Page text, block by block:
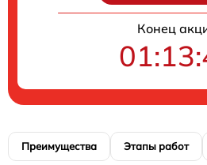
Конец
Преимущества Этапы работ